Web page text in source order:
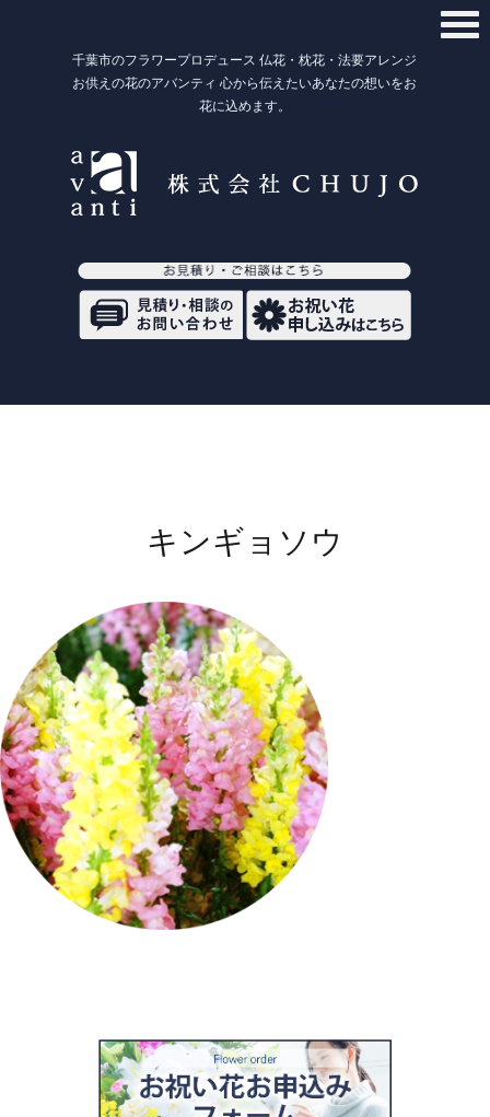
千葉市のフラワープロデュース 仏花・枕花・法要アレンジ
お供えの花のアバンティ 心から伝えたいあなたの想いをお
花に込めます。
キンギョソウ